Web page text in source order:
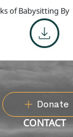
of Babysitting By
Donate
CONTACT